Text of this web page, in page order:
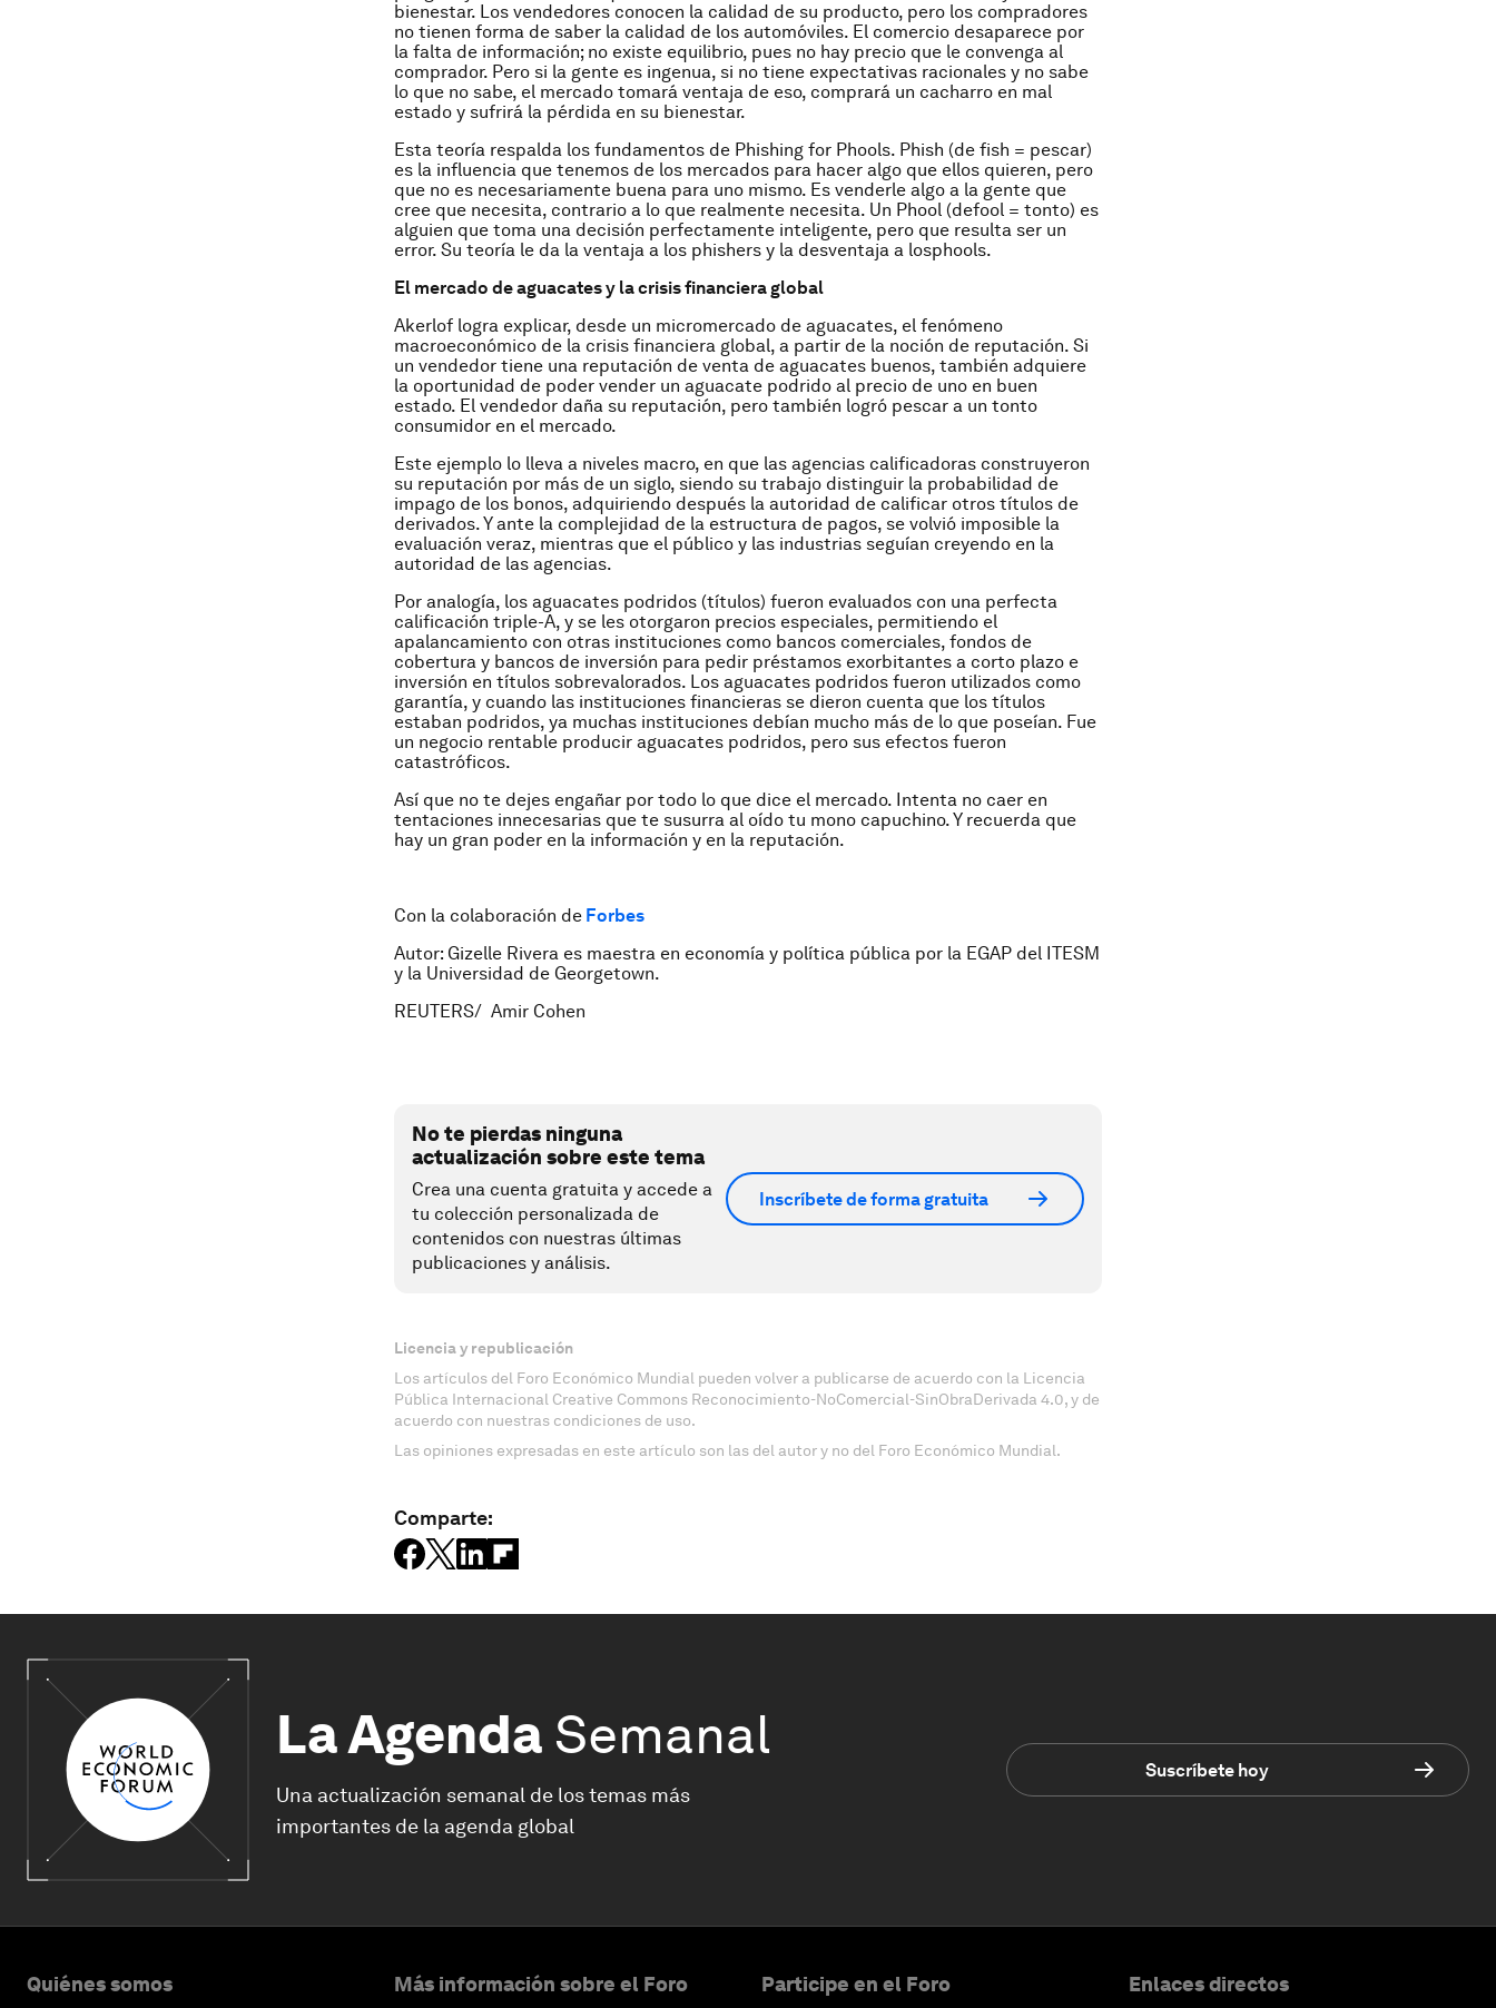
bienestar. Los vendedores conocen la calidad de su producto, pero los compradores
no tienen forma de saber la calidad de los automóviles. El comercio desaparece por
la falta de información; no existe equilibrio, pues no hay precio que le convenga al
comprador. Pero si la gente es ingenua, si no tiene expectativas racionales y no sabe
lo que no sabe, el mercado tomará ventaja de eso, comprará un cacharro en mal
estado y sufrirá la pérdida en su bienestar.
Esta teoría respalda los fundamentos de Phishing for Phools. Phish (de fish = pescar)
es la influencia que tenemos de los mercados para hacer algo que ellos quieren, pero
que no es necesariamente buena para uno mismo. Es venderle algo a la gente que
cree que necesita, contrario a lo que realmente necesita. Un Phool (defool = tonto) es
alguien que toma una decisión perfectamente inteligente, pero que resulta ser un
error. Su teoría le da la ventaja a los phishers y la desventaja a losphools.
El mercado de aguacates y la crisis financiera global
Akerlof logra explicar, desde un micromercado de aguacates, el fenómeno
macroeconómico de la crisis financiera global, a partir de la noción de reputación. Si
un vendedor tiene una reputación de venta de aguacates buenos, también adquiere
la oportunidad de poder vender un aguacate podrido al precio de uno en buen
estado. El vendedor daña su reputación, pero también logró pescar a un tonto
consumidor en el mercado.
Este ejemplo lo lleva a niveles macro, en que las agencias calificadoras construyeron
su reputación por más de un siglo, siendo su trabajo distinguir la probabilidad de
impago de los bonos, adquiriendo después la autoridad de calificar otros títulos de
derivados. Y ante la complejidad de la estructura de pagos, se volvió imposible la
evaluación veraz, mientras que el público y las industrias seguían creyendo en la
autoridad de las agencias.
Por analogía, los aguacates podridos (títulos) fueron evaluados con una perfecta
calificación triple-A, y se les otorgaron precios especiales, permitiendo el
apalancamiento con otras instituciones como bancos comerciales, fondos de
cobertura y bancos de inversión para pedir préstamos exorbitantes a corto plazo e
inversión en títulos sobrevalorados. Los aguacates podridos fueron utilizados como
garantía, y cuando las instituciones financieras se dieron cuenta que los títulos
estaban podridos, ya muchas instituciones debían mucho más de lo que poseían. Fue
un negocio rentable producir aguacates podridos, pero sus efectos fueron
catastróficos.
Así que no te dejes engañar por todo lo que dice el mercado. Intenta no caer en
tentaciones innecesarias que te susurra al oído tu mono capuchino. Y recuerda que
hay un gran poder en la información y en la reputación.
Con la colaboración de Forbes
Autor: Gizelle Rivera es maestra en economía y política pública por la EGAP del ITESM
y la Universidad de Georgetown.
REUTERS/ Amir Cohen
No te pierdas ninguna
actualización sobre este tema
Crea una cuenta gratuita y accede a
tu colección personalizada de
contenidos con nuestras últimas
publicaciones y análisis.
Inscríbete de forma gratuita
Licencia y republicación
Los artículos del Foro Económico Mundial pueden volver a publicarse de acuerdo con la Licencia
Pública Internacional Creative Commons Reconocimiento-NoComercial-SinObraDerivada 4.0, y de
acuerdo con nuestras condiciones de uso.
Las opiniones expresadas en este artículo son las del autor y no del Foro Económico Mundial.
Comparte:
La Agenda Semanal
Una actualización semanal de los temas más
importantes de la agenda global
Suscríbete hoy
Quiénes somos Más información sobre el Foro Participe en el Foro Enlaces directos